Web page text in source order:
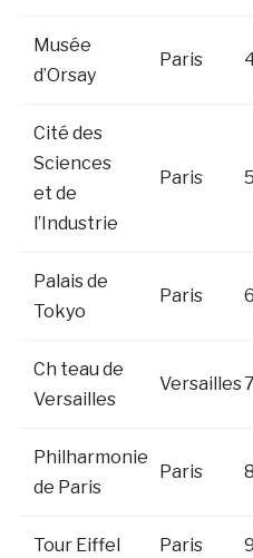
Musée
d’Orsay
Paris
Cité des
Sciences
et de
l’Industrie
Paris 5
Palais de
Tokyo
Paris 6
Ch teau de
Versailles
Versailles7
Philharmonie
de Paris
Paris 8
Tour Eiffel Paris 9